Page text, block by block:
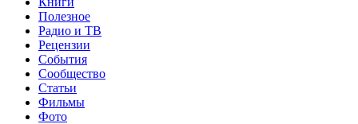
Полезное
Радио и ТВ
Рецензии
События
Сообщество
Статьи
Фильмы
Фото